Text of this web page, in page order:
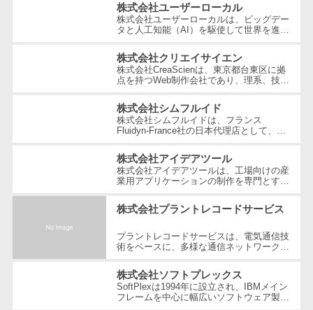
物流・流通向け
商圏分析ツール>
バース予約システム>
運送業務支援システム>
アルコールチェックアプリ>
店舗業務支援システム>
配送ルート最適化>
医療・介護業界向け
電子カルテ>
障害福祉ソフト>
文書管理シス
テム
会議効率化ツ
ール
ナレッジ共有
ツール
フィスツール
ビジネスチャ
デジタルサイ
オンライン校
グループウェ
ア
株式会社ユーザーローカル
株式会社ユーザーローカルは、ビッグデー
タと人工知能（AI）を駆使して世界を進化
する技術ベンチャー企業です。国内...
株式会社クリエイサイエン
株式会社CreaScienは、東京都台東区に拠
点を持つWeb制作会社であり、理系、技
たクリエイティブ制作を行っています。
独...
株式会社シムフルイド
株式会社シムフルイドは、フランス
Fluidyn-France社の日本代理店として、最
使した高精度な製品を提供しています。設
立...
株式会社アイデアツール
株式会社アイデアツールは、工場向けの産
業用アプリケーションの制作を専門とする
ズ・バッテリー工場など多岐にわた...
株式会社プラントレコードサービス
プラントレコードサービスは、電気通信技
術をベースに、多様な通信ネットワーク構
ウを提供している企業です。創業以...
株式会社ソフトプレックス
SoftPlexは1994年に設立され、IBMメイン
フレームを中心に幅広いソフトウェア製品